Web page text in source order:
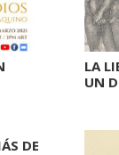
LA
UN
DE